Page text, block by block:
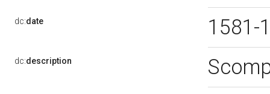
dc:date 1581-
dc:description